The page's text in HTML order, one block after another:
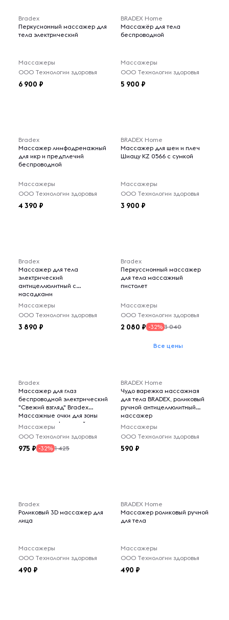
Bradex
Перкусионный массажер для
тела электрический
Массажеры
ООО Технологии здоровья
6 900
BRADEX Home
Массажёр для тела
беспроводной
Массажеры
ООО Технологии здоровья
5 900
Bradex
Массажер лимфодренажный
для икр и предплечий
беспроводной
Массажеры
ООО Технологии здоровья
4 390
BRADEX Home
Массажер для шеи и плеч
Шиацу KZ 0566 с сумкой
Массажеры
ООО Технологии здоровья
3 900
Bradex
Массажер для тела
электрический
антицеллюлитный с
насадками
Массажеры
ООО Технологии здоровья
3 890
Bradex
Перкуссионный массажер
для тела массажный
пистолет
Массажеры
ООО Технологии здоровья
2 080 -32% 3 040
Все цены
Bradex
Массажер для глаз
беспроводной электрический
"Свежий взгляд" Bradex
Массажные очки для зоны
вокруг глаз с функцией
вибраци, 8 режимов/
Подарок
Массажеры
ООО Технологии здоровья
975 -32% 1 425
BRADEX Home
Чудо варежка массажная
для тела BRADEX, роликовый
ручной антицеллюлитный
массажер
Массажеры
ООО Технологии здоровья
590
Bradex
Роликовый 3D массажер для
лица
Массажеры
ООО Технологии здоровья
490
BRADEX Home
Массажер роликовый ручной
для тела
Массажеры
ООО Технологии здоровья
490